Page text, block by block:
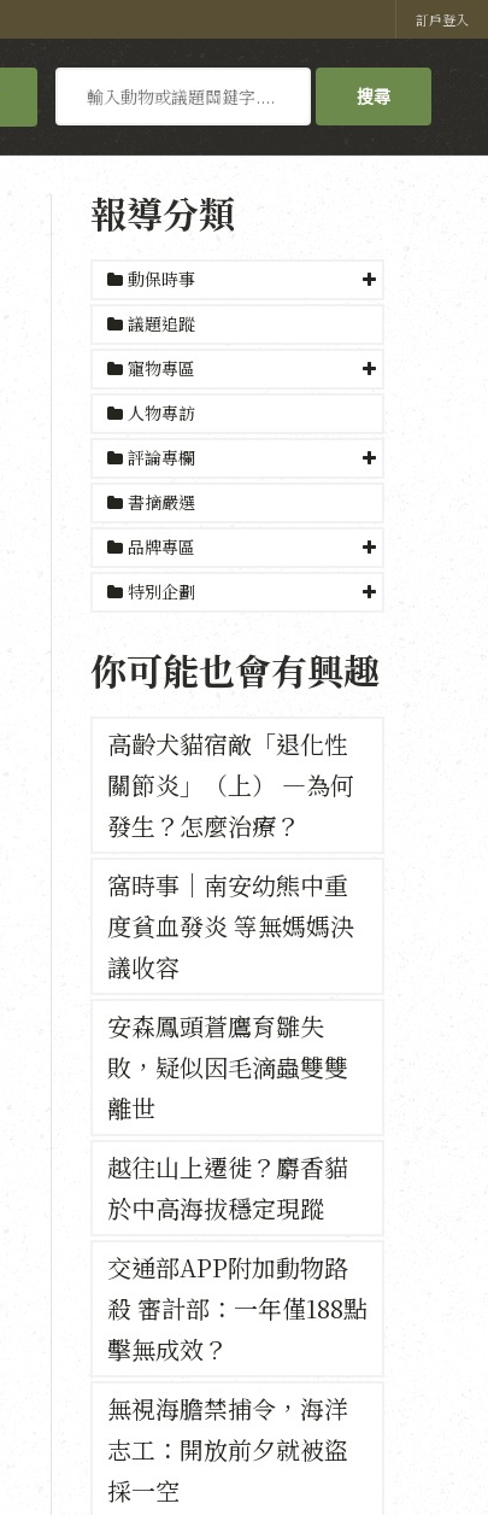
訂戶登入
尋
搜尋
報導分類
動保時事
議題追蹤
寵物專區
人物專訪
評論專欄
書摘嚴選
品牌專區
特別企劃
你可能也會有興趣
高齡犬貓宿敵「退化性
關節炎」（上） —為何
發生？怎麼治療？
窩時事｜南安幼熊中重
度貧血發炎 等無媽媽決
議收容
安森鳳頭蒼鷹育雛失
敗，疑似因毛滴蟲雙雙
離世
越往山上遷徙？麝香貓
於中高海拔穩定現蹤
交通部APP附加動物路
殺 審計部：一年僅188點
擊無成效？
無視海膽禁捕令，海洋
志工：開放前夕就被盜
採一空